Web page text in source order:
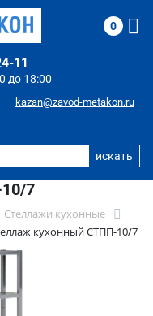
до 18:00
11
kazan@zavod-metakon.ru
0
7
Стеллажи кухонные
кухонный СТПП-10/7